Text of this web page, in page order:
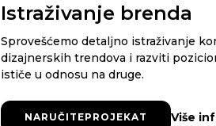
Istraživanje brenda
Sprovešćemo detaljno istraživanje
dizajnerskih trendova i razviti
ističe u odnosu na druge.
NARUČITEPROJEKAT
NARUČITEPROJEKAT Više